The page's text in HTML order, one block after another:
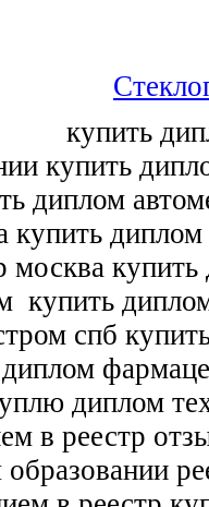
купить
купить
диплом
купить
москва
купить
спб
диплом
диплом
в реестр